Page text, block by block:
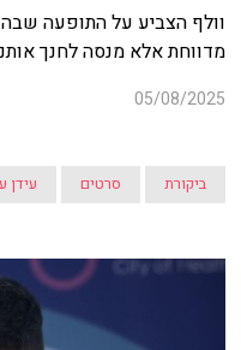
וולף הצביע על התופעה
מדווחת אלא מנסה לחנך
05/08/2025
ביקורת סרטים עידן